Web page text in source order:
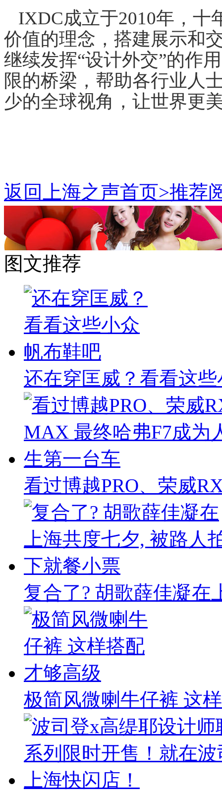
IXDC成立于2010年，十
价值的理念，搭建展示和
继续发挥“设计外交”的作
限的桥梁，帮助各行业人
少的全球视角，让世界更
返回上海之声首页>推荐
图文推荐
还在穿匡威？看看这
看过博越PRO、荣威
复合了? 胡歌薛佳凝在
极简风微喇牛仔裤 这